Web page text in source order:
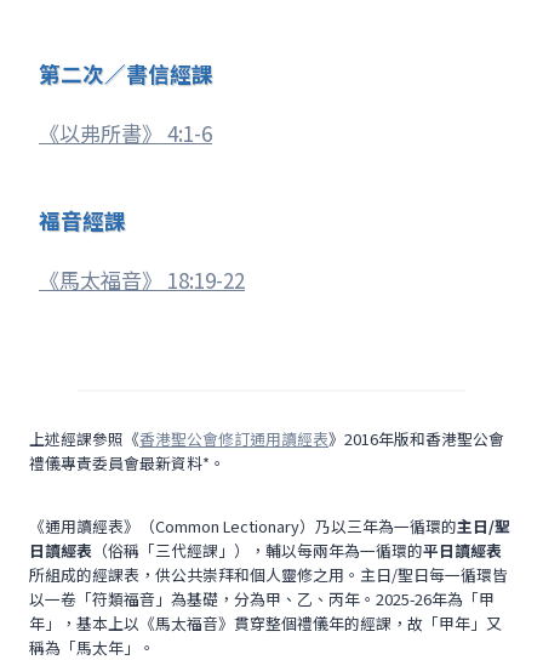
第二次／書信經課
《以弗所書》 4:1-6
福音經課
《馬太福音》 18:19-22
上述經課參照《香港聖公會修訂通用讀經表》2016年版和香港聖公會
禮儀專責委員會最新資料*。
《通用讀經表》（Common Lectionary）乃以三年為一循環的主日/聖
日讀經表 （俗稱「三代經課」），輔以每兩年為一循環的平日讀經表
所組成的經課表，供公共崇拜和個人靈修之用。主日/聖日每一循環皆
以一卷「符類福音」為基礎，分為甲、乙、丙年。2025-26年為「甲
年」，基本上以《馬太福音》貫穿整個禮儀年的經課，故「甲年」又
稱為「馬太年」。